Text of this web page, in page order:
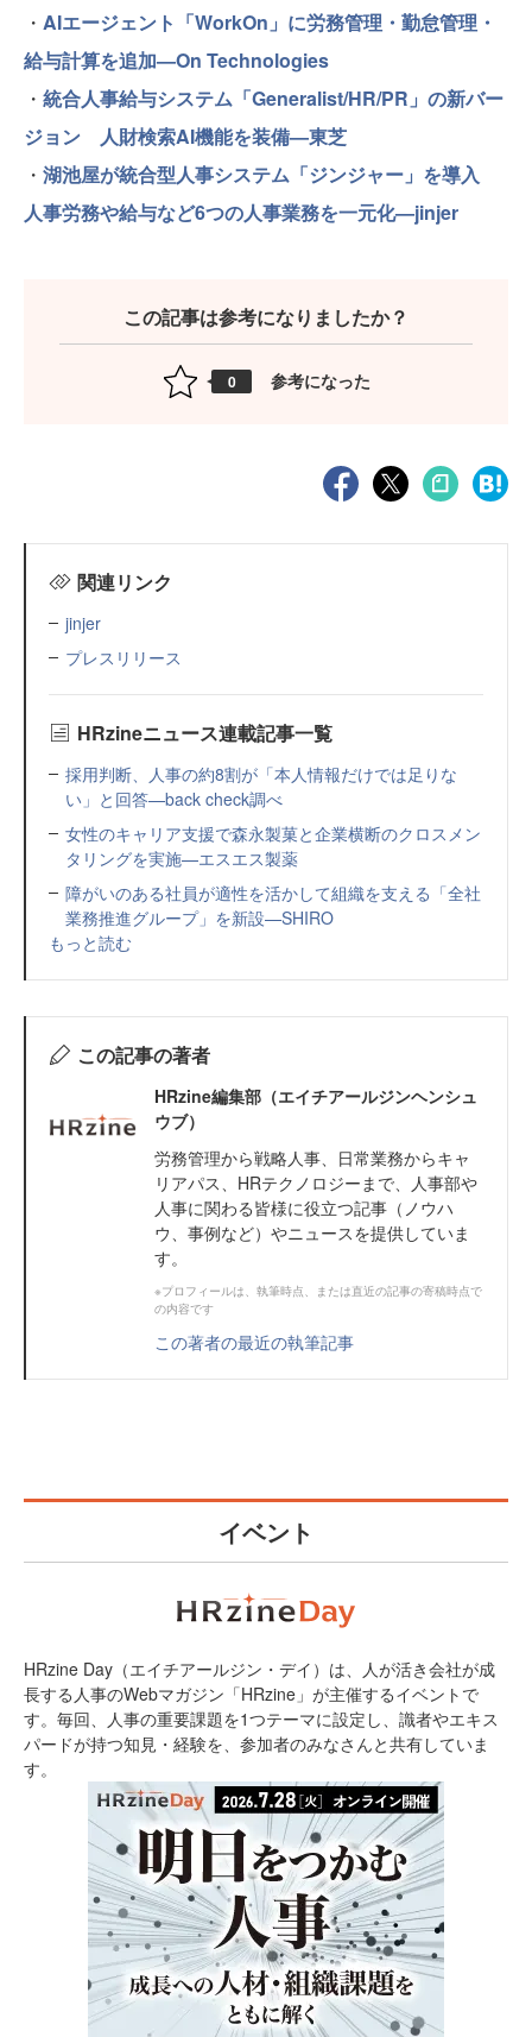
・ AIエージェント「WorkOn」に労務管理・勤怠管理・
給与計算を追加—On Technologies
・ 統合人事給与システム「Generalist/HR/PR」の新バー
ジョン 人財検索AI機能を装備—東芝
・ 湖池屋が統合型人事システム「ジンジャー」を導入
人事労務や給与など6つの人事業務を一元化—jinjer
この記事は参考になりましたか？
0 参考になった
関連リンク
jinjer
プレスリリース
HRzineニュース連載記事一覧
採用判断、人事の約8割が「本人情報だけでは足りな
い」と回答—back check調べ
女性のキャリア支援で森永製菓と企業横断のクロスメン
タリングを実施—エスエス製薬
障がいのある社員が適性を活かして組織を支える「全社
業務推進グループ」を新設—SHIRO
もっと読む
この記事の著者
HRzine編集部（エイチアールジンヘンシュ
ウブ）
労務管理から戦略人事、日常業務からキャ
リアパス、HRテクノロジーまで、人事部や
人事に関わる皆様に役立つ記事（ノウハ
ウ、事例など）やニュースを提供していま
す。
※プロフィールは、執筆時点、または直近の記事の寄稿時点で
の内容です
この著者の最近の執筆記事
イベント
HRzine Day（エイチアールジン・デイ）は、人が活き会社が成
長する人事のWebマガジン「HRzine」が主催するイベントで
す。毎回、人事の重要課題を1つテーマに設定し、識者やエキス
パードが持つ知見・経験を、参加者のみなさんと共有していま
す。